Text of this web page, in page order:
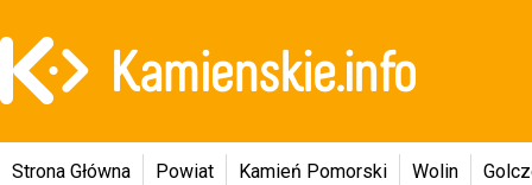
Strona Główna Powiat Kamień Pomorski Wolin